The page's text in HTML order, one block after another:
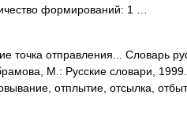
формирований: 1 …
точка отправления... Словарь
М.: Русские словари, 1999.
отплытие, отсылка,